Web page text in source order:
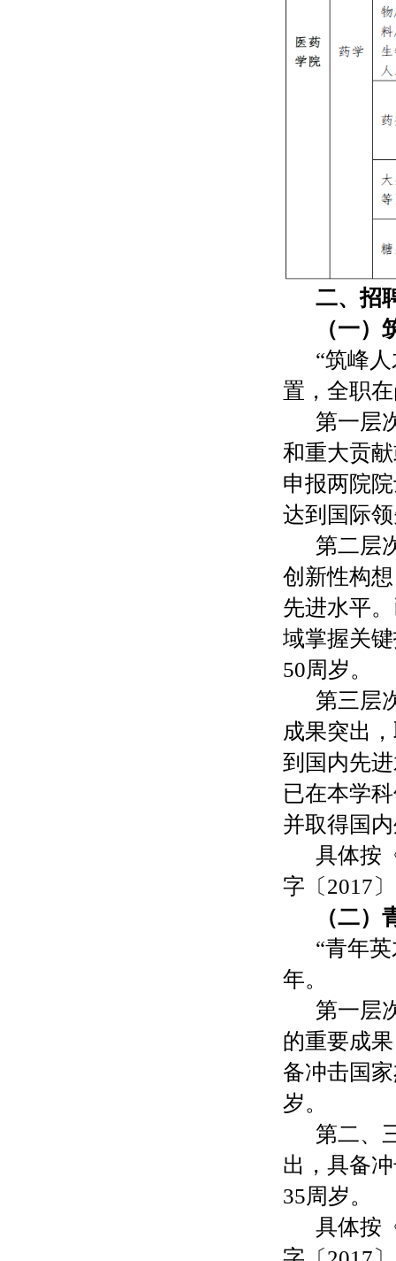
二、招
（一）
“筑峰
置，全职
第一层
和重大贡
申报两院
达到国际
第二层
创新性构
先进水平
域掌握关
50周岁。
第三层
成果突出
到国内先
已在本学
并取得国
具体按
字〔2017
（二）
“青年
年。
第一层
的重要成
备冲击国
岁。
第二、
出，具备
35周岁。
具体按